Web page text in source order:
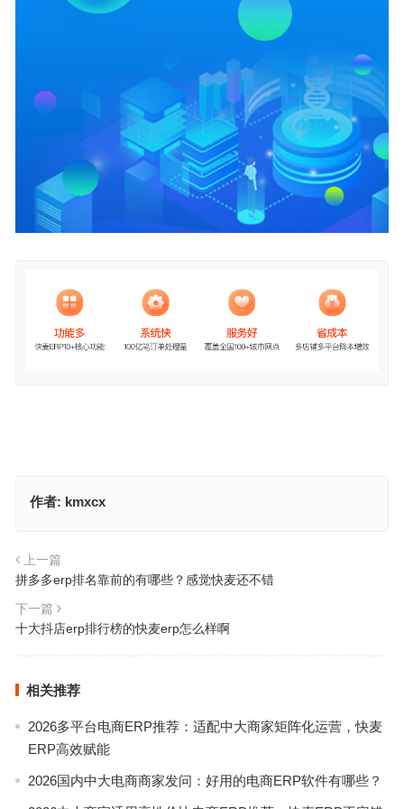
作者: kmxcx
上一篇
拼多多erp排名靠前的有哪些？感觉快麦还不错
下一篇
十大抖店erp排行榜的快麦erp怎么样啊
相关推荐
2026多平台电商ERP推荐：适配中大商家矩阵化运营，快麦
ERP高效赋能
2026国内中大电商商家发问：好用的电商ERP软件有哪些？